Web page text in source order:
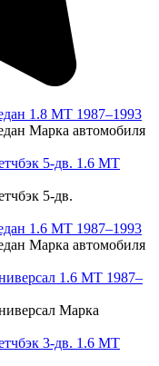
1.8 MT 1987–1993
Марка автомобиля
5-дв. 1.6 MT
5-дв.
1.6 MT 1987–1993
Марка автомобиля
1.6 MT 1987–
Марка
3-дв. 1.6 MT